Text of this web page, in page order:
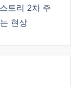
토리 2차 주
현상